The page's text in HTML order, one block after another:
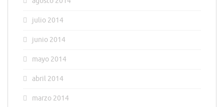
julio 2014
junio 2014
mayo 2014
abril 2014
marzo 2014